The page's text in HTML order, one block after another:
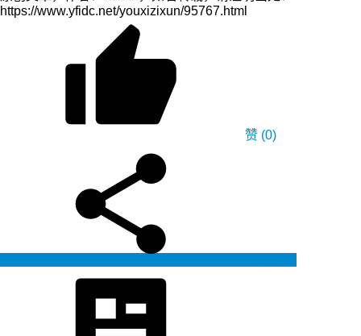
https://www.yfidc.net/youxizixun/95767.html
赞 (0)